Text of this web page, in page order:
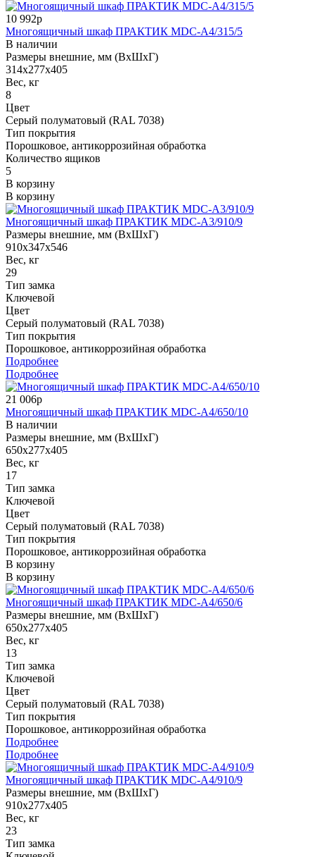
10 992р
Многоящичный шкаф ПРАКТИК MDC-A4/315/5
В наличии
Размеры внешние, мм (ВхШхГ)
314x277x405
Вес, кг
8
Цвет
Серый полуматовый (RAL 7038)
Тип покрытия
Порошковое, антикоррозийная обработка
Количество ящиков
5
В корзину
В корзину
Многоящичный шкаф ПРАКТИК MDC-A3/910/9
Размеры внешние, мм (ВхШхГ)
910x347x546
Вес, кг
29
Тип замка
Ключевой
Цвет
Серый полуматовый (RAL 7038)
Тип покрытия
Порошковое, антикоррозийная обработка
Подробнее
Подробнее
21 006р
Многоящичный шкаф ПРАКТИК MDC-A4/650/10
В наличии
Размеры внешние, мм (ВхШхГ)
650x277x405
Вес, кг
17
Тип замка
Ключевой
Цвет
Серый полуматовый (RAL 7038)
Тип покрытия
Порошковое, антикоррозийная обработка
В корзину
В корзину
Многоящичный шкаф ПРАКТИК MDC-A4/650/6
Размеры внешние, мм (ВхШхГ)
650x277x405
Вес, кг
13
Тип замка
Ключевой
Цвет
Серый полуматовый (RAL 7038)
Тип покрытия
Порошковое, антикоррозийная обработка
Подробнее
Подробнее
Многоящичный шкаф ПРАКТИК MDC-A4/910/9
Размеры внешние, мм (ВхШхГ)
910x277x405
Вес, кг
23
Тип замка